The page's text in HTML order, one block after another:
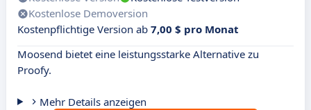
Kostenlose Demoversion
Kostenpflichtige Version ab 7,00 $ pro Monat
Moosend bietet eine leistungsstarke Alternative zu
Proofy.
Mehr Details anzeigen